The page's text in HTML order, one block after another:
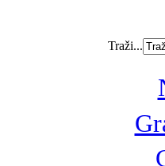
Traži...